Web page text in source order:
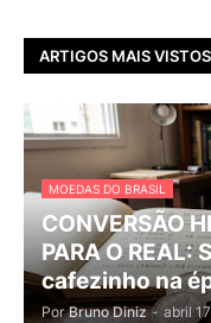
ARTIGOS MAIS VISTOS
MOEDAS DO BRASIL
CONVERSÃO
PARA O
cafezinho na
Por Bruno Diniz - abril